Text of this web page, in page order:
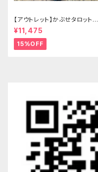
【アウトレット】かぶせタロットケ
ース -Hermit- ゴシックブラウ
ン
¥11,475
15%OFF